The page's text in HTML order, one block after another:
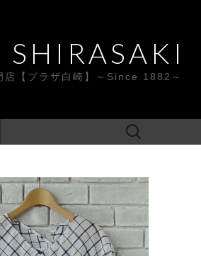
SHIRASAKI
店【プラザ白崎】～Since 1882～
検
索: